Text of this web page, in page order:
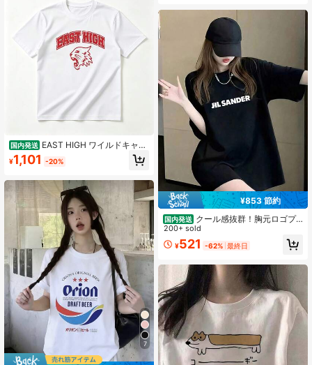
国内発送 EAST HIGH ワイルドキャッ
ツ Tシャツ - カレッジ風ロゴ 半袖 綿
100% 通気性抜群 柔らか素材 夏服 カ
ムウェア お揃い ペアルック プレゼ
ント メンズ レディース
¥1,101 -20%
7
半袖 T シャツ 着心地抜群
¥853 節約
国内発送 クール感抜群！胸元ロゴプ
リント オーバーサイズ半袖Tシャツ
ストリートカジュアルスタイル
200+ sold
¥521 -62% 最終日